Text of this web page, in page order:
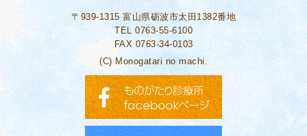
〒939-1315富山県砺波市太田1382番地
TEL 0763-55-6100
FAX 0763-34-0103
(C) Monogatari no machi.